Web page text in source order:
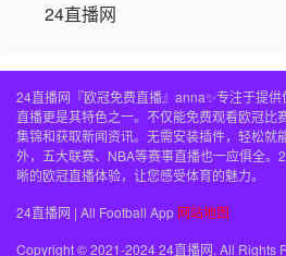
24直播网
24直播网『欧冠免费直播』anna✨专注于提
直播更是其特色之一。不仅能免费观看欧冠比
集锦和获取新闻资讯。无需安装插件，轻松就
外，五大联赛、NBA等赛事直播也一应俱全。
晰的欧冠直播体验，让您感受体育的魅力。
24直播网 | All Football App 网站地图
Copyright © 2021-2024 24直播网. All Rights